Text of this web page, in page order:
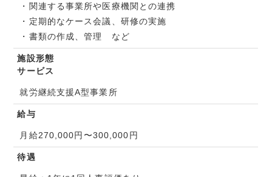
・関連する事業所や医療機関との連携
・定期的なケース会議、研修の実施
・書類の作成、管理 など
施設形態
サービス
就労継続支援A型事業所
給与
月給270,000円〜300,000円
待遇